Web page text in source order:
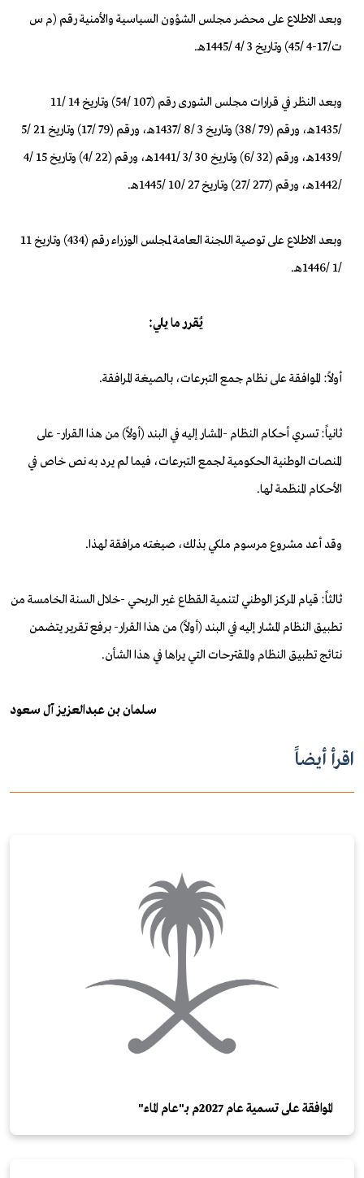
وبعد الاطلاع على محضر مجلس الشؤون السياسية والأمنية رقم (م س
ت/17-4 /45) وتاريخ 3 /4 /1445هـ.
وبعد النظر في قرارات مجلس الشورى رقم (107 /54) وتاريخ 14 /11
/1435هـ، ورقم (79 /38) وتاريخ 3 /8 /1437هـ، ورقم (79 /17) وتاريخ 21 /5
/1439هـ، ورقم (32 /6) وتاريخ 30 /3 /1441هـ، ورقم (22 /4) وتاريخ 15 /4
/1442هـ، ورقم (277 /27) وتاريخ 27 /10 /1445هـ.
وبعد الاطلاع على توصية اللجنة العامة لمجلس الوزراء رقم (434) وتاريخ 11
/1 /1446هـ.
يُقرر ما يلي:
أولاً: الموافقة على نظام جمع التبرعات، بالصيغة المرافقة.
ثانياً: تسري أحكام النظام -المشار إليه في البند (أولاً) من هذا القرار- على
المنصات الوطنية الحكومية لجمع التبرعات، فيما لم يرد به نص خاص في
الأحكام المنظمة لها.
وقد أعد مشروع مرسوم ملكي بذلك، صيغته مرافقة لهذا.
ثالثاً: قيام المركز الوطني لتنمية القطاع غير الربحي -خلال السنة الخامسة من
تطبيق النظام المشار إليه في البند (أولاً) من هذا القرار- برفع تقرير يتضمن
نتائج تطبيق النظام والمقترحات التي يراها في هذا الشأن.
سلمان بن عبدالعزيز آل سعود
اقرأ أيضاً
الموافقة على تسمية عام 2027م بـ"عام الماء"